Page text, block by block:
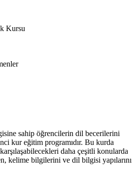
Kursu
sahip öğrencilerin dil becerilerini
kur eğitim programıdır. Bu kurda
daha çeşitli konularda
kelime bilgilerini ve dil bilgisi yapılarını